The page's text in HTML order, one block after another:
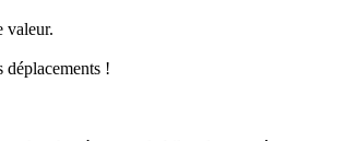
valeur.
!